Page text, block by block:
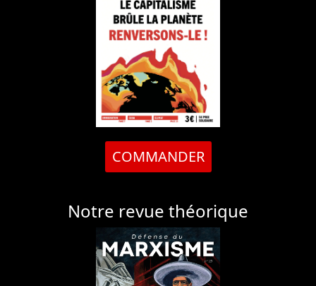
COMMANDER
Notre revue théorique